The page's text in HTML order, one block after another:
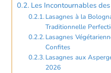
Les Incontournables
Lasagnes à la
Traditionnelle
Lasagnes
Confites
Lasagnes aux
2026